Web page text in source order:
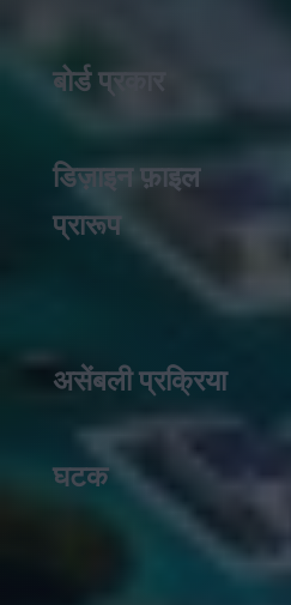
बोर्ड प्रकार
डिज़ाइन फ़ाइल
प्रारूप
असेंबली प्रक्रिया
घटक